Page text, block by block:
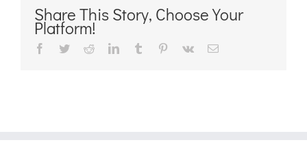
Share This Story, Choose Your
Platform!
Facebook
TwitterRedditLinkedInTumblr Pinterest
Vk
Correo